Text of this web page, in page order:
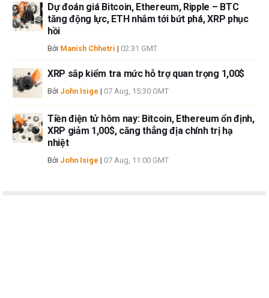
Dự đoán giá Bitcoin, Ethereum, Ripple – BTC
tăng động lực, ETH nhắm tới bứt phá, XRP phục
hồi
Bởi Manish Chhetri | 02:31 GMT
XRP sắp kiểm tra mức hỗ trợ quan trọng 1,00$
Bởi John Isige | 07 Aug, 15:30 GMT
Tiền điện tử hôm nay: Bitcoin, Ethereum ổn định,
XRP giảm 1,00$, căng thẳng địa chính trị hạ
nhiệt
Bởi John Isige | 07 Aug, 11:00 GMT